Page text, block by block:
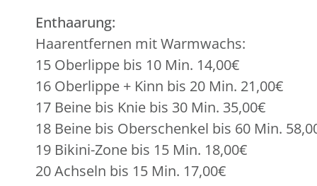
Enthaarung:
Haarentfernen mit Warmwachs:
15 Oberlippe bis 10 Min. 14,00€
16 Oberlippe + Kinn bis 20 Min. 21,00€
17 Beine bis Knie bis 30 Min. 35,00€
18 Beine bis Oberschenkel bis 60 Min.
19 Bikini-Zone bis 15 Min. 18,00€
20 Achseln bis 15 Min. 17,00€